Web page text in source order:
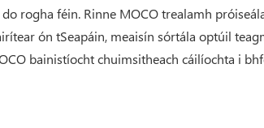
rogha féin. Rinne MOCO trealamh
ón tSeapáin, meaisín sórtála optúil
bainistíocht chuimsitheach cáilíochta i